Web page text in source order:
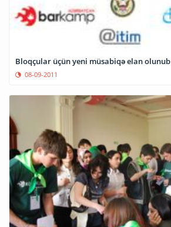
Bloqçular üçün yeni müsabiqə elan olunub
08-09-2011